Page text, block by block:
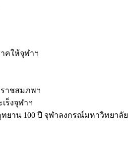
คให้จุฬาฯ
าชสมภพฯ
ร็งจุฬาฯ
ยาน 100 ปี จุฬาลงกรณ์มหาวิทยาลัย